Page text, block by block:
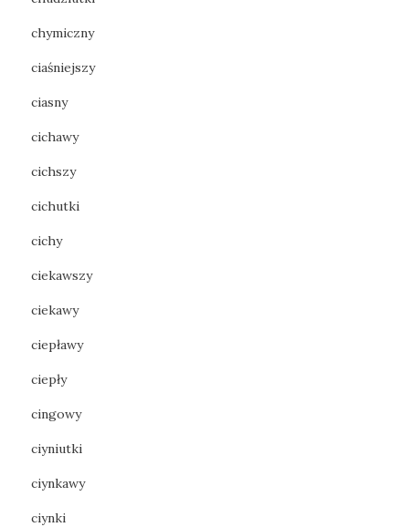
chymiczny
ciaśniejszy
ciasny
cichawy
cichszy
cichutki
cichy
ciekawszy
ciekawy
ciepławy
ciepły
cingowy
ciyniutki
ciynkawy
ciynki